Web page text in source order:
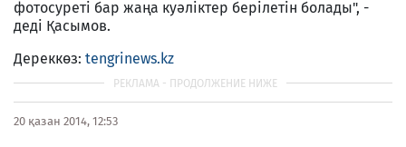
фотосуреті бар жаңа куәліктер берілетін болады", -
деді Қасымов.
Дереккөз: tengrinews.kz
20 қазан 2014, 12:53